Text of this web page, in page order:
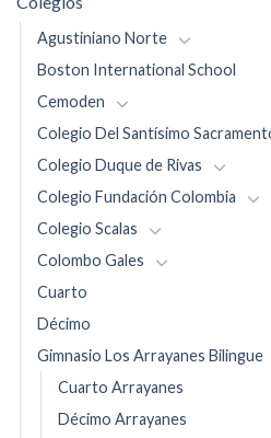
Agustiniano Norte
Boston International School
Cemoden
Colegio Del Santísimo
Colegio Duque de Rivas
Colegio Fundación Colombia
Colegio Scalas
Colombo Gales
Cuarto
Décimo
Gimnasio Los Arrayanes Bilingue
Cuarto Arrayanes
Décimo Arrayanes